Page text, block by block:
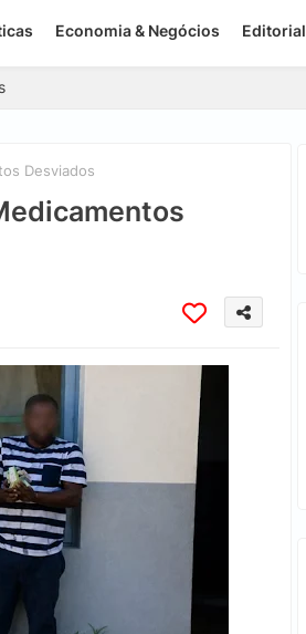
Economia & Negócios Editorial
Desviados